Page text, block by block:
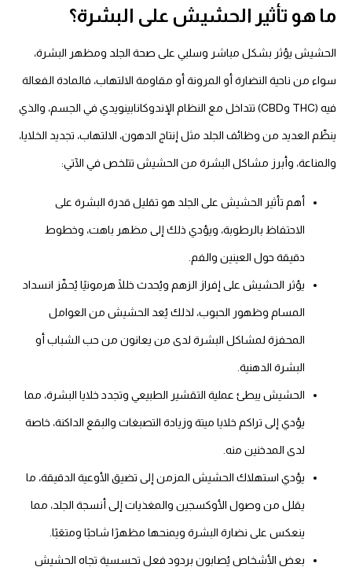
هو تأثير الحشيش على البشرة؟
يؤثر بشكل مباشر وسلبي على صحة الجلد ومظهر البشرة،
من ناحية النضارة أو المرونة أو مقاومة الالتهاب، فالمادة الفعالة
فيه (THC وCBD) تتداخل مع النظام الإندوكانابينويدي في الجسم، والذي
العديد من وظائف الجلد مثل إنتاج الدهون، الالتهاب، تجديد الخلايا،
وأبرز مشاكل البشرة من الحشيش تتلخص في الآتي:
أهم تأثير الحشيش على الجلد هو تقليل قدرة البشرة على
الاحتفاظ بالرطوبة، ويؤدي ذلك إلى مظهر باهت، وخطوط
دقيقة حول العينين والفم.
يؤثر الحشيش على إفراز الزهم ويُحدث خللًا هرمونيًا يُحفّز انسداد
المسام وظهور الحبوب، لذلك يُعد الحشيش من العوامل
المحفزة لمشاكل البشرة لدى من يعانون من حب الشباب أو
البشرة الدهنية.
الحشيش يبطئ عملية التقشير الطبيعي وتجدد خلايا البشرة، مما
يؤدي إلى تراكم خلايا ميتة وزيادة التصبغات والبقع الداكنة، خاصة
لدى المدخنين منه.
يؤدي استهلاك الحشيش المزمن إلى تضيق الأوعية الدقيقة، ما
يقلل من وصول الأوكسجين والمغذيات إلى أنسجة الجلد، مما
ينعكس على نضارة البشرة ويمنحها مظهرًا شاحبًا ومتعَبًا.
بعض الأشخاص يُصابون بردود فعل تحسسية تجاه الحشيش